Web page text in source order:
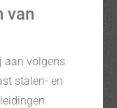
van
aan volgens
stalen- en